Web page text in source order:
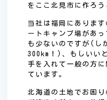
をここ北見市に作ろう
当社は福岡にありま
ートキャンプ場があ
も少ないのですが(し
300km！)、もしいい
手を入れて一般の方
ています。
北海道の土地でお困